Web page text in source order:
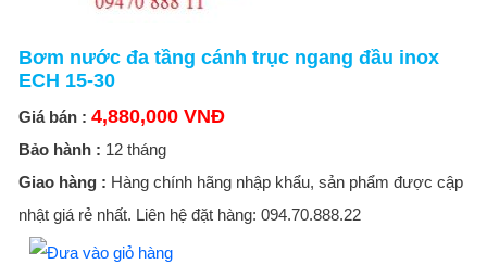
Bơm nước đa tầng cánh trục ngang đầu inox
ECH 15-30
Giá bán : 4,880,000 VNĐ
Bảo hành : 12 tháng
Giao hàng : Hàng chính hãng nhập khẩu, sản phẩm được cập
nhật giá rẻ nhất. Liên hệ đặt hàng: 094.70.888.22